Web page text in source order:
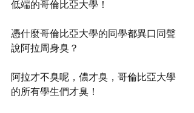
低端的哥倫比亞大學！
憑什麼哥倫比亞大學的同學都異口同聲
說阿拉周身臭？
阿拉才不臭呢，儂才臭，哥倫比亞大學
的所有學生們才臭！